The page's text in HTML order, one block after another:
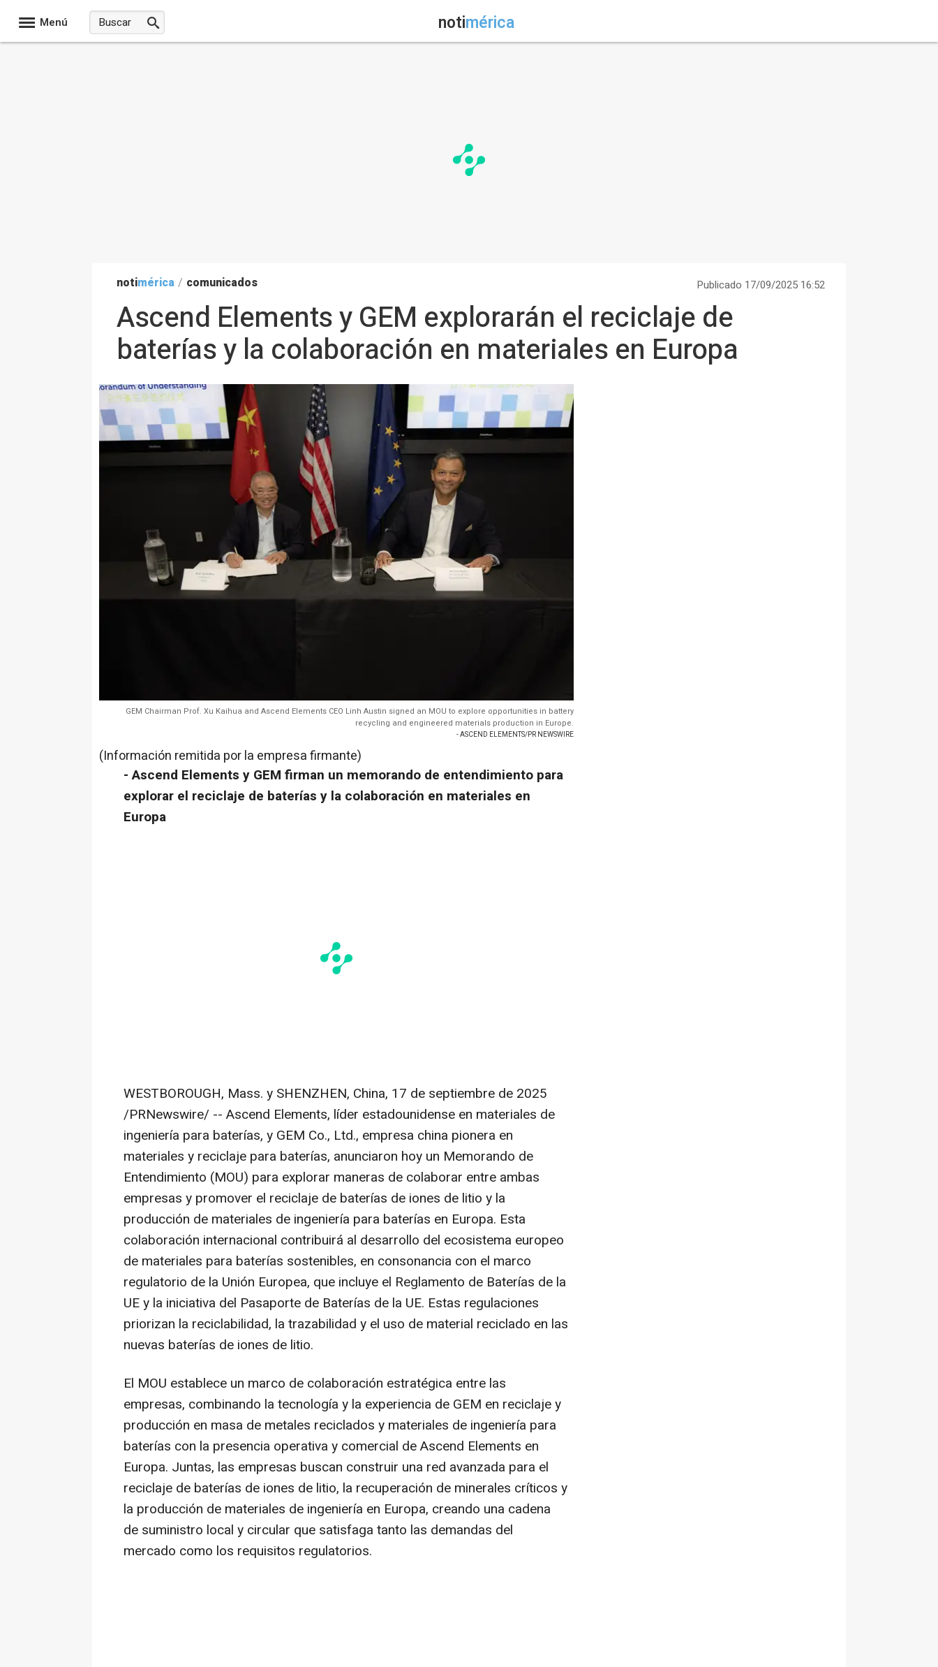
Menú notimérica
notimérica / comunicados Publicado 17/09/2025 16:52
Ascend Elements y GEM explorarán el reciclaje de
baterías y la colaboración en materiales en Europa
GEM Chairman Prof. Xu Kaihua and Ascend Elements CEO Linh Austin signed an MOU to explore opportunities in battery
recycling and engineered materials production in Europe.
- ASCEND ELEMENTS/PR NEWSWIRE
(Información remitida por la empresa firmante)
- Ascend Elements y GEM firman un memorando de entendimiento para
explorar el reciclaje de baterías y la colaboración en materiales en
Europa
WESTBOROUGH, Mass. y SHENZHEN, China, 17 de septiembre de 2025
/PRNewswire/ -- Ascend Elements, líder estadounidense en materiales de
ingeniería para baterías, y GEM Co., Ltd., empresa china pionera en
materiales y reciclaje para baterías, anunciaron hoy un Memorando de
Entendimiento (MOU) para explorar maneras de colaborar entre ambas
empresas y promover el reciclaje de baterías de iones de litio y la
producción de materiales de ingeniería para baterías en Europa. Esta
colaboración internacional contribuirá al desarrollo del ecosistema europeo
de materiales para baterías sostenibles, en consonancia con el marco
regulatorio de la Unión Europea, que incluye el Reglamento de Baterías de la
UE y la iniciativa del Pasaporte de Baterías de la UE. Estas regulaciones
priorizan la reciclabilidad, la trazabilidad y el uso de material reciclado en las
nuevas baterías de iones de litio.
El MOU establece un marco de colaboración estratégica entre las
empresas, combinando la tecnología y la experiencia de GEM en reciclaje y
producción en masa de metales reciclados y materiales de ingeniería para
baterías con la presencia operativa y comercial de Ascend Elements en
Europa. Juntas, las empresas buscan construir una red avanzada para el
reciclaje de baterías de iones de litio, la recuperación de minerales críticos y
la producción de materiales de ingeniería en Europa, creando una cadena
de suministro local y circular que satisfaga tanto las demandas del
mercado como los requisitos regulatorios.